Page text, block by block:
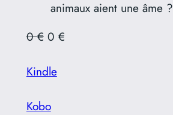
animaux aient une âme ?
0 €0 €
Kindle
Kobo